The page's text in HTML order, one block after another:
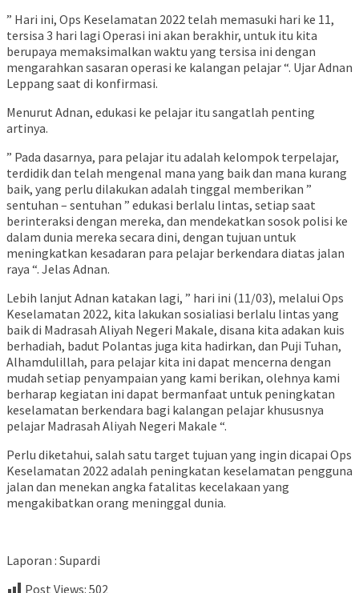
” Hari ini, Ops Keselamatan 2022 telah memasuki hari ke 11,
tersisa 3 hari lagi Operasi ini akan berakhir, untuk itu kita
berupaya memaksimalkan waktu yang tersisa ini dengan
mengarahkan sasaran operasi ke kalangan pelajar “. Ujar Adnan
Leppang saat di konfirmasi.
Menurut Adnan, edukasi ke pelajar itu sangatlah penting
artinya.
” Pada dasarnya, para pelajar itu adalah kelompok terpelajar,
terdidik dan telah mengenal mana yang baik dan mana kurang
baik, yang perlu dilakukan adalah tinggal memberikan ”
sentuhan – sentuhan ” edukasi berlalu lintas, setiap saat
berinteraksi dengan mereka, dan mendekatkan sosok polisi ke
dalam dunia mereka secara dini, dengan tujuan untuk
meningkatkan kesadaran para pelajar berkendara diatas jalan
raya “. Jelas Adnan.
Lebih lanjut Adnan katakan lagi, ” hari ini (11/03), melalui Ops
Keselamatan 2022, kita lakukan sosialiasi berlalu lintas yang
baik di Madrasah Aliyah Negeri Makale, disana kita adakan kuis
berhadiah, badut Polantas juga kita hadirkan, dan Puji Tuhan,
Alhamdulillah, para pelajar kita ini dapat mencerna dengan
mudah setiap penyampaian yang kami berikan, olehnya kami
berharap kegiatan ini dapat bermanfaat untuk peningkatan
keselamatan berkendara bagi kalangan pelajar khususnya
pelajar Madrasah Aliyah Negeri Makale “.
Perlu diketahui, salah satu target tujuan yang ingin dicapai Ops
Keselamatan 2022 adalah peningkatan keselamatan pengguna
jalan dan menekan angka fatalitas kecelakaan yang
mengakibatkan orang meninggal dunia.
Laporan : Supardi
Post Views: 502